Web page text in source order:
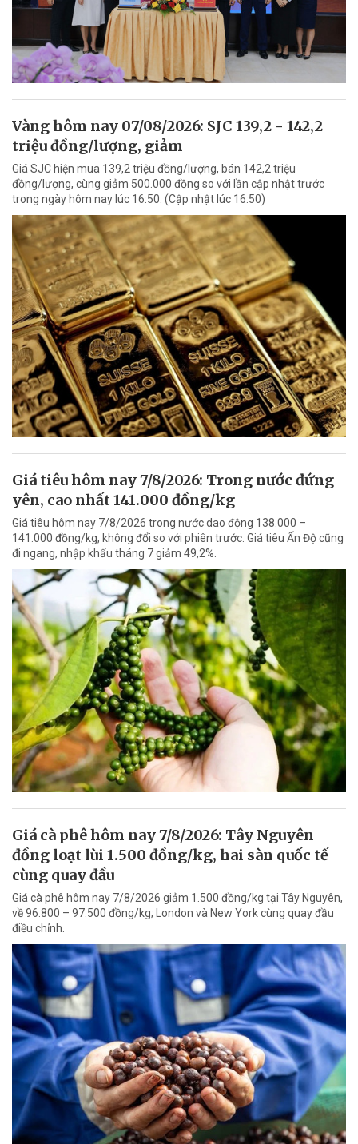
Vàng hôm nay 07/08/2026: SJC 139,2 - 142,2
triệu đồng/lượng, giảm
Giá SJC hiện mua 139,2 triệu đồng/lượng, bán 142,2 triệu
đồng/lượng, cùng giảm 500.000 đồng so với lần cập nhật trước
trong ngày hôm nay lúc 16:50. (Cập nhật lúc 16:50)
Giá tiêu hôm nay 7/8/2026: Trong nước đứng
yên, cao nhất 141.000 đồng/kg
Giá tiêu hôm nay 7/8/2026 trong nước dao động 138.000 –
141.000 đồng/kg, không đổi so với phiên trước. Giá tiêu Ấn Độ cũng
đi ngang, nhập khẩu tháng 7 giảm 49,2%.
Giá cà phê hôm nay 7/8/2026: Tây Nguyên
đồng loạt lùi 1.500 đồng/kg, hai sàn quốc tế
cùng quay đầu
Giá cà phê hôm nay 7/8/2026 giảm 1.500 đồng/kg tại Tây Nguyên,
về 96.800 – 97.500 đồng/kg; London và New York cùng quay đầu
điều chỉnh.